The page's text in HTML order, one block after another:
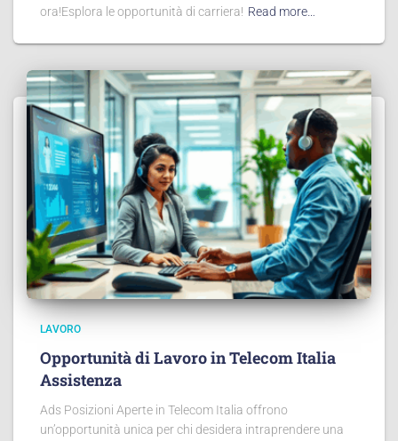
ora!Esplora le opportunità di carriera! Read more…
LAVORO
Opportunità di Lavoro in Telecom Italia
Assistenza
Ads Posizioni Aperte in Telecom Italia offrono
un’opportunità unica per chi desidera intraprendere una